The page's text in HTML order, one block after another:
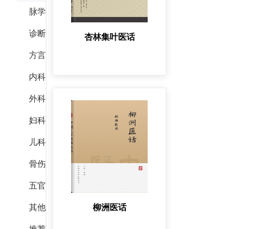
脉学
诊断
方言
内科
外科
妇科
儿科
骨伤
五官
其他
杏林集叶医话
柳洲医话